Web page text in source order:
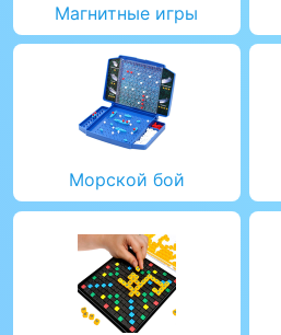
Магнитные игры
Морской бой